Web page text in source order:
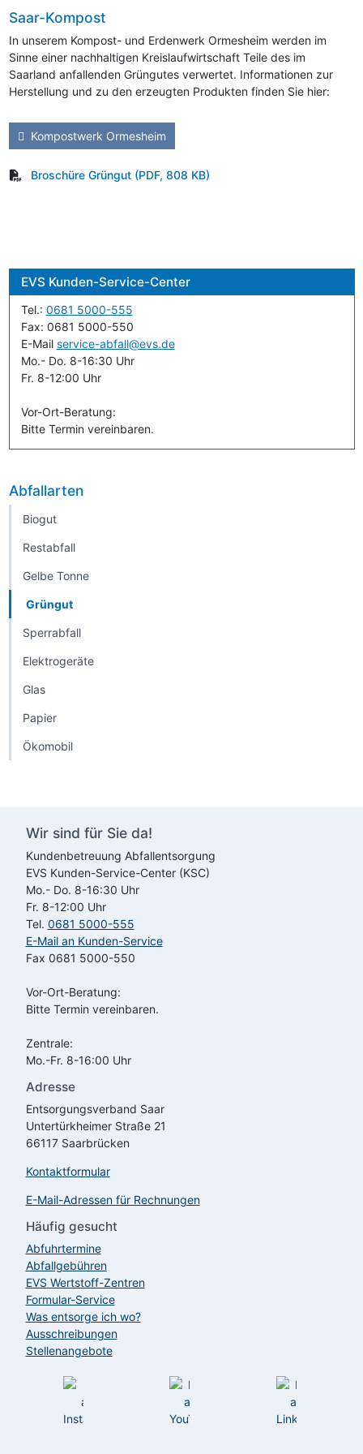
Saar-Kompost
In unserem Kompost- und Erdenwerk Ormesheim werden im
Sinne einer nachhaltigen Kreislaufwirtschaft Teile des im
Saarland anfallenden Grüngutes verwertet. Informationen zur
Herstellung und zu den erzeugten Produkten finden Sie hier:
Kompostwerk Ormesheim
Broschüre Grüngut(PDF, 808 KB)
Abfallarten
Biogut
Restabfall
Gelbe Tonne
Grüngut
Sperrabfall
Elektrogeräte
Glas
Papier
Ökomobil
EVS Kunden-Service-Center
Tel.: 0681 5000-555
Fax: 0681 5000-550
E-Mail service-abfall@evs.de
Mo.- Do. 8-16:30 Uhr
Fr. 8-12:00 Uhr
Vor-Ort-Beratung:
Bitte Termin vereinbaren.
Wir sind für Sie da!
Kundenbetreuung Abfallentsorgung
EVS Kunden-Service-Center (KSC)
Mo.- Do. 8-16:30 Uhr
Fr. 8-12:00 Uhr
Tel. 0681 5000-555
E-Mail an Kunden-Service
Fax 0681 5000-550
Vor-Ort-Beratung:
Bitte Termin vereinbaren.
Zentrale:
Mo.-Fr. 8-16:00 Uhr
Adresse
Entsorgungsverband Saar
Untertürkheimer Straße 21
66117 Saarbrücken
Kontaktformular
E-Mail-Adressen für Rechnungen
Häufig gesucht
Abfuhrtermine
Abfallgebühren
EVS Wertstoff-Zentren
Formular-Service
Was entsorge ich wo?
Ausschreibungen
Stellenangebote